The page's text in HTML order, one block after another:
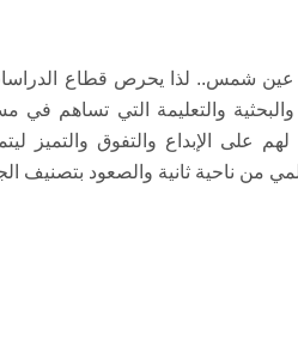
عين شمس.. لذا يحرص قطاع
والتعليمة التي تساهم
على الإبداع والتفوق والتميز
من ناحية ثانية والصعود بتصنيف